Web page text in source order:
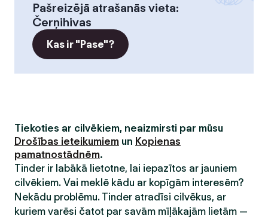
Pašreizējā atrašanās vieta:
Čerņihivas
Kas ir "Pase"?
Tiekoties ar cilvēkiem, neaizmirsti par mūsu
Drošības ieteikumiem un Kopienas
pamatnostādnēm.
Tinder ir labākā lietotne, lai iepazītos ar jauniem
cilvēkiem. Vai meklē kādu ar kopīgām interesēm?
Nekādu problēmu. Tinder atradīsi cilvēkus, ar
kuriem varēsi čatot par savām mīļākajām lietām —